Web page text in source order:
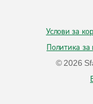
Услови за
Политика
© 2026